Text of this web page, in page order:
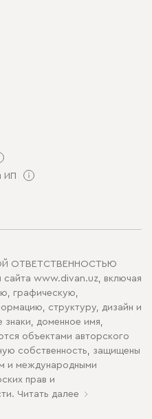
ИП
ОТВЕТСТВЕННОСТЬЮ
сайта www.divan.uz, включая
графическую,
структуру, дизайн и
доменное имя,
объектами авторского
собственность, защищены
и международными
прав и
Читать далее